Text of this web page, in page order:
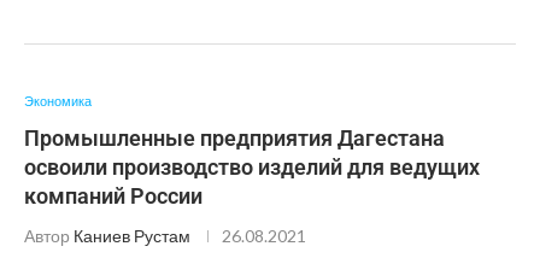
Экономика
Промышленные предприятия Дагестана
освоили производство изделий для ведущих
компаний России
Автор Каниев Рустам 26.08.2021